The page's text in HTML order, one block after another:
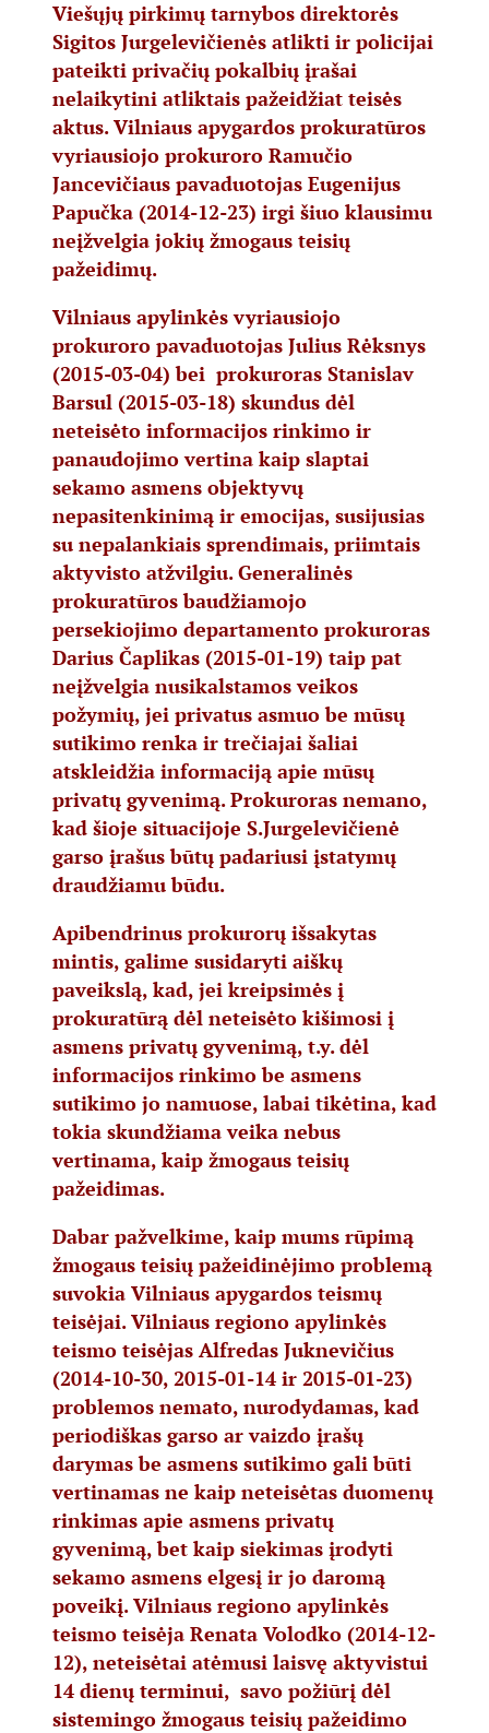
Viešųjų pirkimų tarnybos direktorės
Sigitos Jurgelevičienės atlikti ir policijai
pateikti privačių pokalbių įrašai
nelaikytini atliktais pažeidžiat teisės
aktus. Vilniaus apygardos prokuratūros
vyriausiojo prokuroro Ramučio
Jancevičiaus pavaduotojas Eugenijus
Papučka (2014-12-23) irgi šiuo klausimu
neįžvelgia jokių žmogaus teisių
pažeidimų.
Vilniaus apylinkės vyriausiojo
prokuroro pavaduotojas Julius Rėksnys
(2015-03-04) bei prokuroras Stanislav
Barsul (2015-03-18) skundus dėl
neteisėto informacijos rinkimo ir
panaudojimo vertina kaip slaptai
sekamo asmens objektyvų
nepasitenkinimą ir emocijas, susijusias
su nepalankiais sprendimais, priimtais
aktyvisto atžvilgiu. Generalinės
prokuratūros baudžiamojo
persekiojimo departamento prokuroras
Darius Čaplikas (2015-01-19) taip pat
neįžvelgia nusikalstamos veikos
požymių, jei privatus asmuo be mūsų
sutikimo renka ir trečiajai šaliai
atskleidžia informaciją apie mūsų
privatų gyvenimą. Prokuroras nemano,
kad šioje situacijoje S.Jurgelevičienė
garso įrašus būtų padariusi įstatymų
draudžiamu būdu.
Apibendrinus prokurorų išsakytas
mintis, galime susidaryti aiškų
paveikslą, kad, jei kreipsimės į
prokuratūrą dėl neteisėto kišimosi į
asmens privatų gyvenimą, t.y. dėl
informacijos rinkimo be asmens
sutikimo jo namuose, labai tikėtina, kad
tokia skundžiama veika nebus
vertinama, kaip žmogaus teisių
pažeidimas.
Dabar pažvelkime, kaip mums rūpimą
žmogaus teisių pažeidinėjimo problemą
suvokia Vilniaus apygardos teismų
teisėjai. Vilniaus regiono apylinkės
teismo teisėjas Alfredas Juknevičius
(2014-10-30, 2015-01-14 ir 2015-01-23)
problemos nemato, nurodydamas, kad
periodiškas garso ar vaizdo įrašų
darymas be asmens sutikimo gali būti
vertinamas ne kaip neteisėtas duomenų
rinkimas apie asmens privatų
gyvenimą, bet kaip siekimas įrodyti
sekamo asmens elgesį ir jo daromą
poveikį. Vilniaus regiono apylinkės
teismo teisėja Renata Volodko (2014-12-
12), neteisėtai atėmusi laisvę aktyvistui
14 dienų terminui, savo požiūrį dėl
sistemingo žmogaus teisių pažeidimo